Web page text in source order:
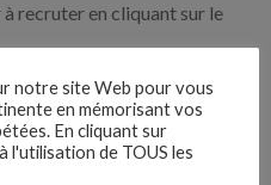
recruter en cliquant sur le
entreprises
notre site Web pour vous
en mémorisant vos
En cliquant sur
l'utilisation de TOUS les